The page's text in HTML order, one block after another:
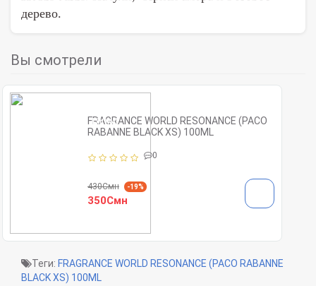
дерево.
Вы смотрели
FRAGRANCE WORLD RESONANCE (PACO
RABANNE BLACK XS) 100ML
0
430Смн -19%
350Смн
Теги: FRAGRANCE WORLD RESONANCE (PACO RABANNE
BLACK XS) 100ML